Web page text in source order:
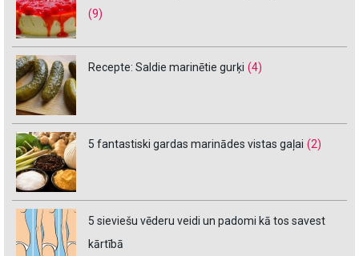
(9)
Recepte: Saldie marinētie gurķi (4)
5 fantastiski gardas marinādes vistas gaļai (2)
5 sieviešu vēderu veidi un padomi kā tos savest
kārtībā